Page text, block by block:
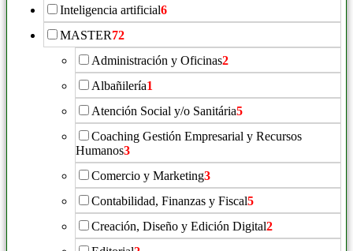
Inteligencia artificial6
MASTER72
Administración y Oficinas2
Albañilería1
Atención Social y/o Sanitária5
Coaching Gestión Empresarial y Recursos
Humanos3
Comercio y Marketing3
Contabilidad, Finanzas y Fiscal5
Creación, Diseño y Edición Digital2